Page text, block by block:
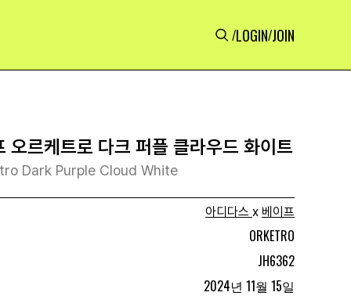
/LOGIN/JOIN
오르케트로 다크 퍼플 클라우드 화이트
Dark Purple Cloud White
아디다스 x 베이프
ORKETRO
JH6362
2024년 11월 15일